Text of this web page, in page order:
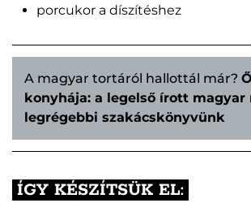
porcukor a díszítéshez
A magyar tortáról hallottál már?
konyhája: a legelső írott magyar
legrégebbi szakácskönyvünk
ÍGY KÉSZÍTSÜK EL: